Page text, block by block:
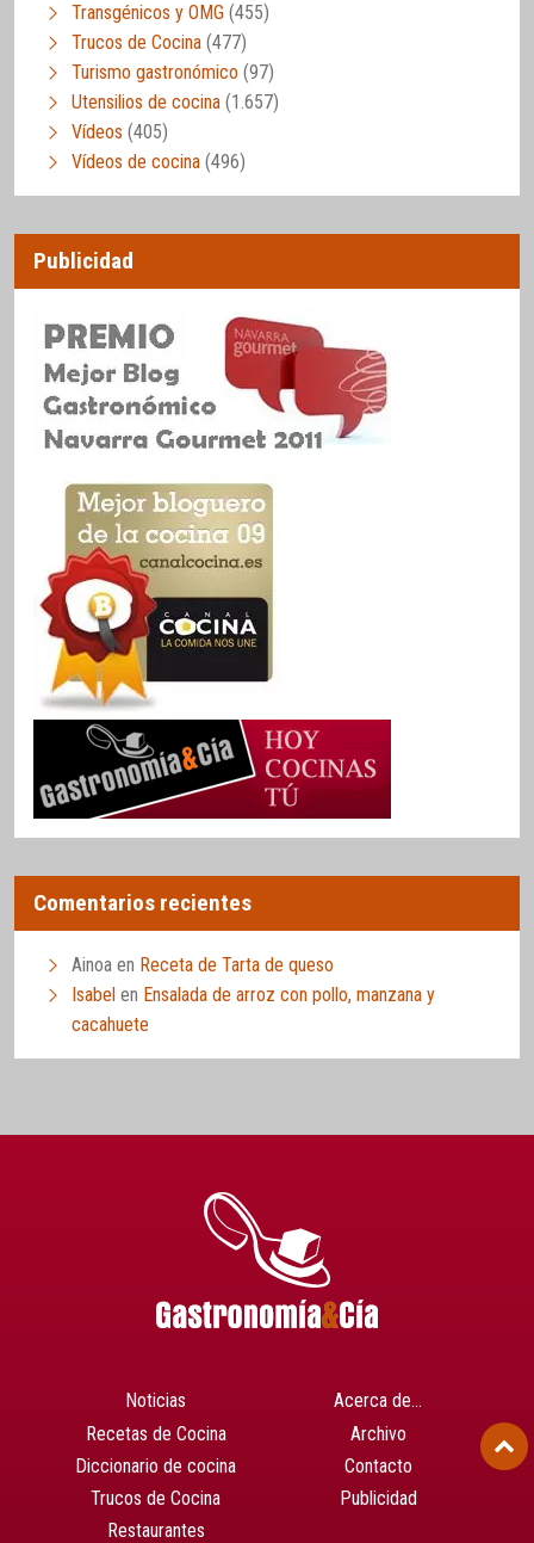
Transgénicos y OMG (455)
Trucos de Cocina (477)
Turismo gastronómico (97)
Utensilios de cocina (1.657)
Vídeos (405)
Vídeos de cocina (496)
Publicidad
Comentarios recientes
Ainoa en Receta de Tarta de queso
Isabel en Ensalada de arroz con pollo, manzana y
cacahuete
Noticias
Recetas de Cocina
Diccionario de cocina
Trucos de Cocina
Restaurantes
Acerca de…
Archivo
Contacto
Publicidad